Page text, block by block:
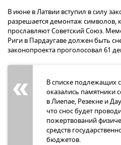
В июне в Латвии вступил в силу
разрешается демонтаж символов,
прославляют Советский Союз.
Риги в Пардаугаве должен быть
законопроекта проголосовал 61
В списке подлежащих
оказались памятники
в Лиепае, Резекне и
что снос будет
пожертвований
средств
бюджетов.